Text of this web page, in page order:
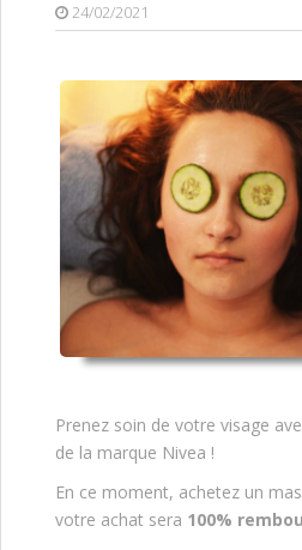
24/02/2021
Prenez soin de votre visage
de la marque Nivea !
En ce moment, achetez un
votre achat sera 100%